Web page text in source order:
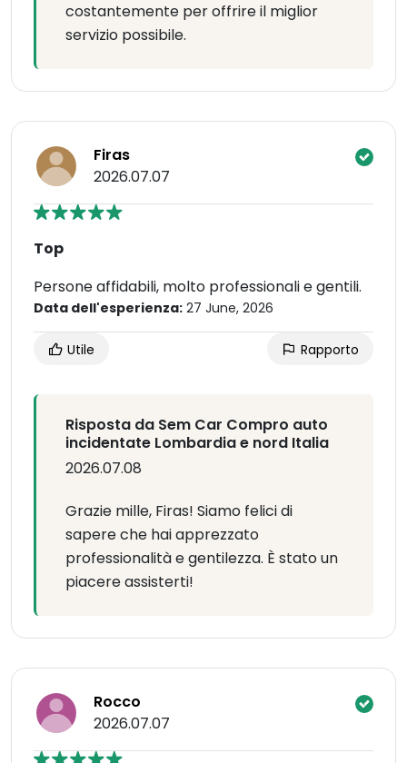
costantemente per offrire il miglior
servizio possibile.
Firas
2026.07.07
Top
Persone affidabili, molto professionali e gentili.
Data dell'esperienza: 27 June, 2026
Utile Rapporto
Risposta da Sem Car Compro auto
incidentate Lombardia e nord Italia
2026.07.08
Grazie mille, Firas! Siamo felici di
sapere che hai apprezzato
professionalità e gentilezza. È stato un
piacere assisterti!
Rocco
2026.07.07